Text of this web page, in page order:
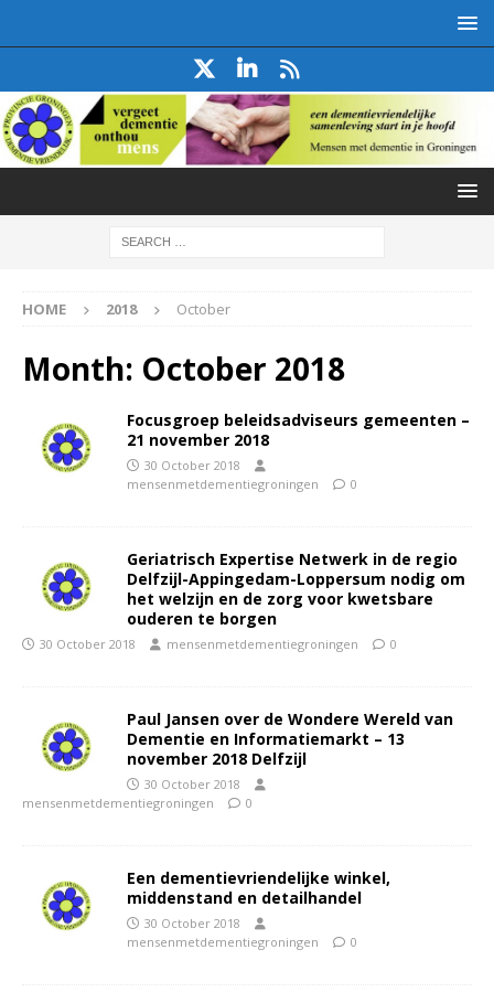
HOME 2018 October
Month: October 2018
Focusgroep beleidsadviseurs gemeenten –
21 november 2018
30 October 2018
mensenmetdementiegroningen
0
Geriatrisch Expertise Netwerk in de regio
Delfzijl-Appingedam-Loppersum nodig om
het welzijn en de zorg voor kwetsbare
ouderen te borgen
30 October 2018 mensenmetdementiegroningen 0
Paul Jansen over de Wondere Wereld van
Dementie en Informatiemarkt – 13
november 2018 Delfzijl
30 October 2018
mensenmetdementiegroningen
0
Een dementievriendelijke winkel,
middenstand en detailhandel
30 October 2018
mensenmetdementiegroningen
0